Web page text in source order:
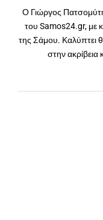
Ο Γιώργος
του Samos24.gr, με
της Σάμου. Καλύπτει
στην ακρίβεια